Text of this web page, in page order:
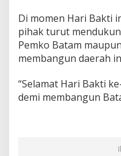
Di momen Hari Bakti
pihak turut
Pemko Batam
membangun daerah
“Selamat Hari Bakti
demi membangun